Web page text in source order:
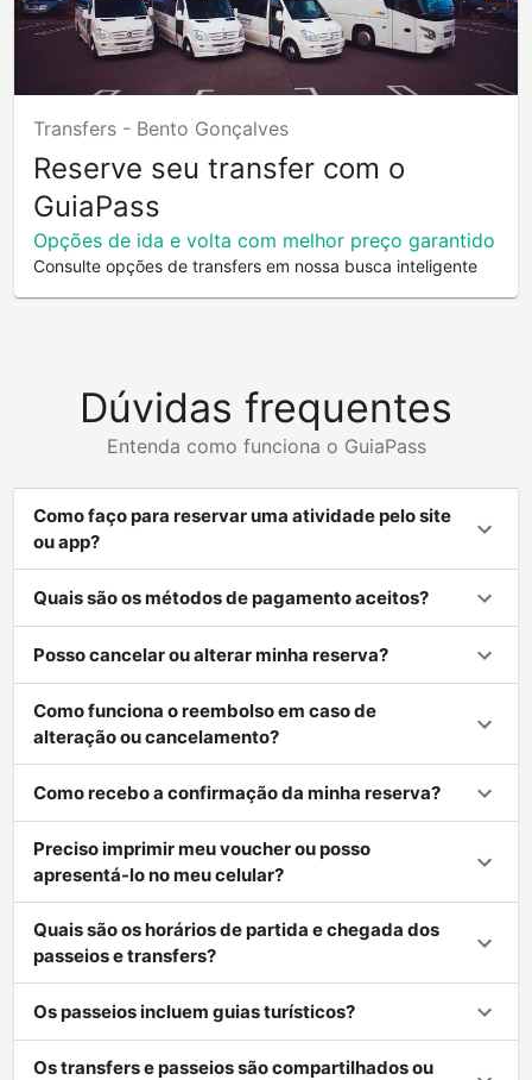
Transfers - Bento Gonçalves
Reserve seu transfer com o
GuiaPass
Opções de ida e volta com melhor preço garantido
Consulte opções de transfers em nossa busca inteligente
Dúvidas frequentes
Entenda como funciona o GuiaPass
Como faço para reservar uma atividade pelo site
ou app?
Quais são os métodos de pagamento aceitos?
Posso cancelar ou alterar minha reserva?
Como funciona o reembolso em caso de
alteração ou cancelamento?
Como recebo a confirmação da minha reserva?
Preciso imprimir meu voucher ou posso
apresentá-lo no meu celular?
Quais são os horários de partida e chegada dos
passeios e transfers?
Os passeios incluem guias turísticos?
Os transfers e passeios são compartilhados ou